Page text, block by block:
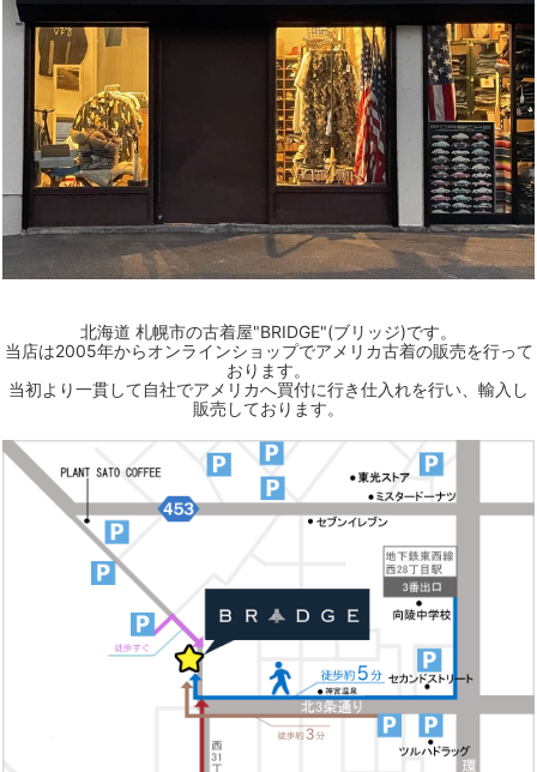
北海道 札幌市の古着屋"BRIDGE"(ブリッジ)です。
当店は2005年からオンラインショップでアメリカ古着の販売を行って
おります。
当初より一貫して自社でアメリカへ買付に行き仕入れを行い、輸入し
販売しております。